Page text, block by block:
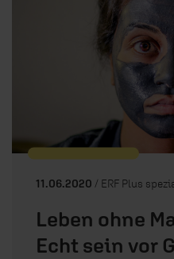
11.06.2020 / ERF Plus
Leben ohne
Echt sein vor